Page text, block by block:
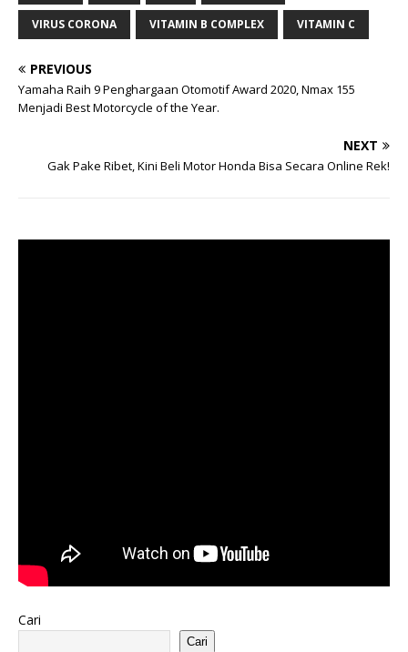
VIRUS CORONA VITAMIN B COMPLEX VITAMIN C
PREVIOUS
Yamaha Raih 9 Penghargaan Otomotif Award 2020, Nmax 155
Menjadi Best Motorcycle of the Year.
NEXT
Gak Pake Ribet, Kini Beli Motor Honda Bisa Secara Online Rek!
Cari
Cari